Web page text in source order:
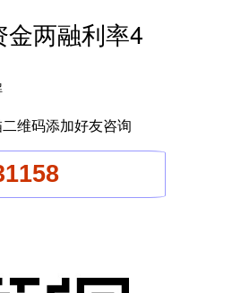
金两融利率4
维码添加好友咨询